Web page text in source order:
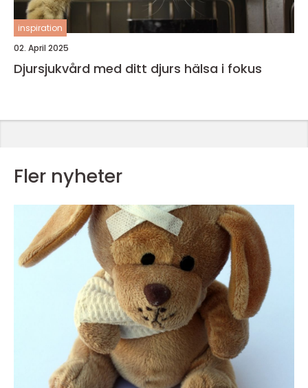
inspiration
02. April 2025
Djursjukvård med ditt djurs hälsa i fokus
Fler nyheter